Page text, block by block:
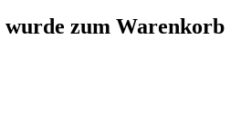
wurde zum Warenkorb